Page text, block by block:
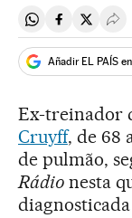
Compartir en
Compartir
Añadir EL PAÍS
Ex-treinador
Cruyff, de 68
de pulmão,
Rádionesta